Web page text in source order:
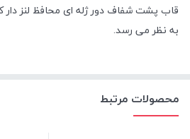
قاب پشت شفاف دور ژله ای محافظ لنز دار
به نظر می رسد.
محصولات مرتبط